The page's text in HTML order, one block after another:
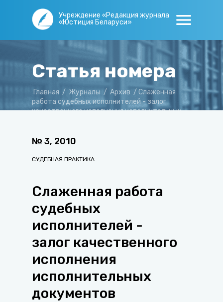
Учреждение «Редакция журнала
«Юстиция Беларуси»
Статья номера
Главная / Журналы / Архив / Слаженная
работа судебных исполнителей - залог
качественного исполнения исполнительных
№ 3, 2010
СУДЕБНАЯ ПРАКТИКА
Слаженная работа
судебных
исполнителей -
залог качественного
исполнения
исполнительных
документов